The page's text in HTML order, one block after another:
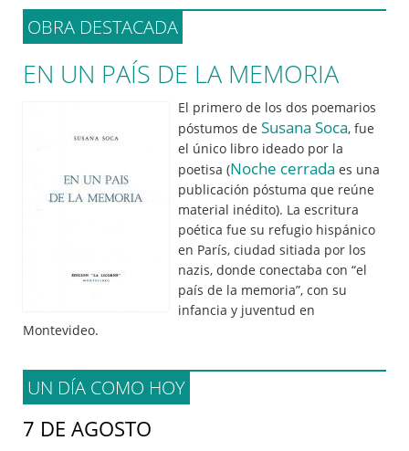
OBRA DESTACADA
EN UN PAÍS DE LA MEMORIA
El primero de los dos poemarios
póstumos de Susana Soca, fue
el único libro ideado por la
poetisa (Noche cerrada es una
publicación póstuma que reúne
material inédito). La escritura
poética fue su refugio hispánico
en París, ciudad sitiada por los
nazis, donde conectaba con “el
país de la memoria”, con su
infancia y juventud en
Montevideo.
UN DÍA COMO HOY
7 DE AGOSTO